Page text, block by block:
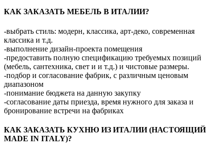
КАК ЗАКАЗАТЬ МЕБЕЛЬ В ИТАЛИИ?
-выбрать стиль: модерн, классика, арт-деко, современная
классика и т.д.
-выполнение дизайн-проекта помещения
-предоставить полную спецификацию требуемых позиций
(мебель, сантехника, свет и и т.д.) и чистовые размеры.
-подбор и согласование фабрик, с различным ценовым
диапазоном
-понимание бюджета на данную закупку
-согласование даты приезда, время нужного для заказа и
бронирование встречи на фабриках
КАК ЗАКАЗАТЬ КУХНЮ ИЗ ИТАЛИИ (НАСТОЯЩИЙ
MADE IN ITALY)?